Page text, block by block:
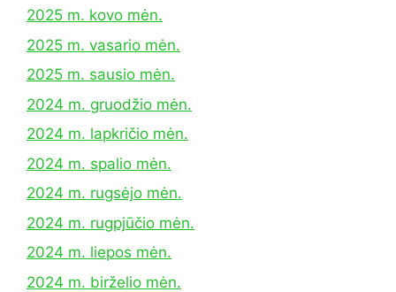
2025 m. kovo mėn.
2025 m. vasario mėn.
2025 m. sausio mėn.
2024 m. gruodžio mėn.
2024 m. lapkričio mėn.
2024 m. spalio mėn.
2024 m. rugsėjo mėn.
2024 m. rugpjūčio mėn.
2024 m. liepos mėn.
2024 m. birželio mėn.